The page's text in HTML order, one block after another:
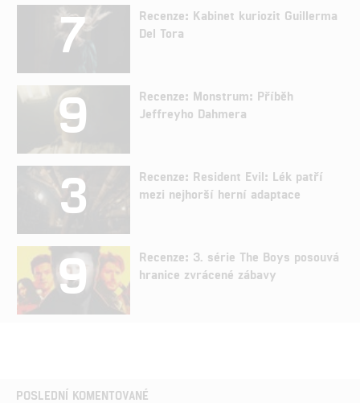
7
Recenze: Kabinet kuriozit Guillerma
Del Tora
9
Recenze: Monstrum: Příběh
Jeffreyho Dahmera
3
Recenze: Resident Evil: Lék patří
mezi nejhorší herní adaptace
9
Recenze: 3. série The Boys posouvá
hranice zvrácené zábavy
POSLEDNÍ KOMENTOVANÉ